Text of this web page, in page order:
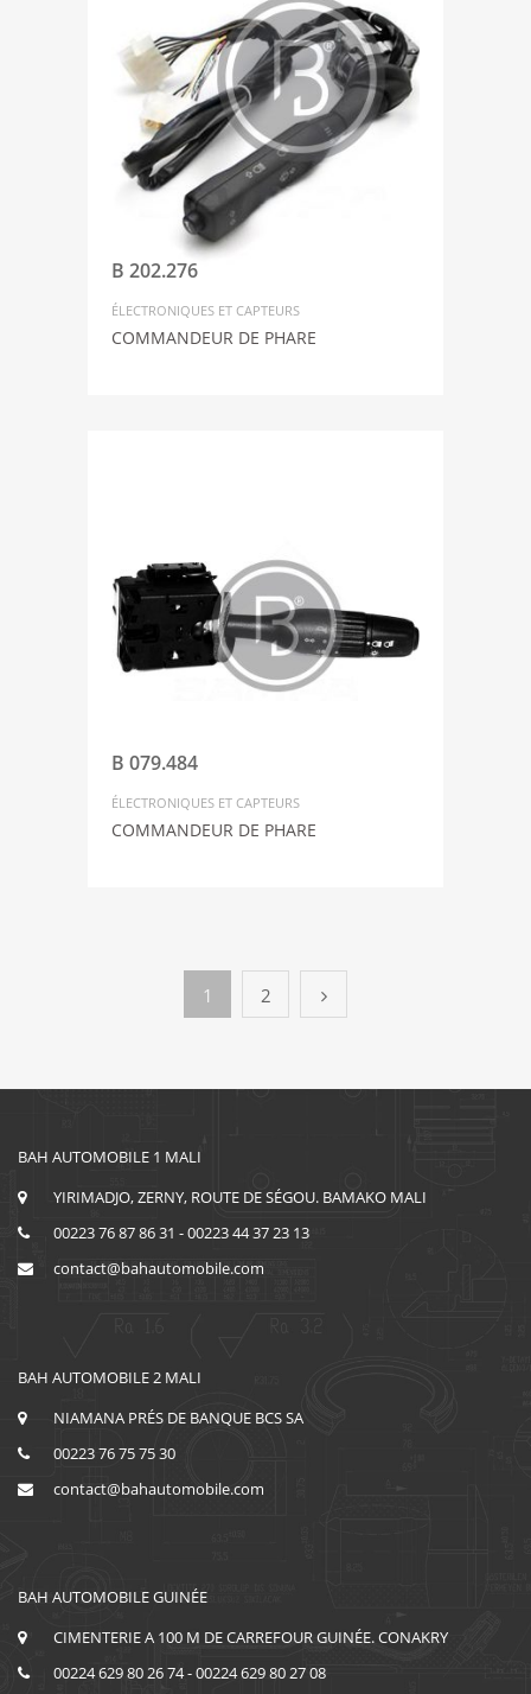
B 202.276
ÉLECTRONIQUES ET CAPTEURS
COMMANDEUR DE PHARE
B 079.484
ÉLECTRONIQUES ET CAPTEURS
COMMANDEUR DE PHARE
1 2
BAH AUTOMOBILE 1 MALI
YIRIMADJO, ZERNY, ROUTE DE SÉGOU. BAMAKO MALI
00223 76 87 86 31 - 00223 44 37 23 13
contact@bahautomobile.com
BAH AUTOMOBILE 2 MALI
NIAMANA PRÉS DE BANQUE BCS SA
00223 76 75 75 30
contact@bahautomobile.com
BAH AUTOMOBILE GUINÉE
CIMENTERIE A 100 M DE CARREFOUR GUINÉE. CONAKRY
00224 629 80 26 74 - 00224 629 80 27 08